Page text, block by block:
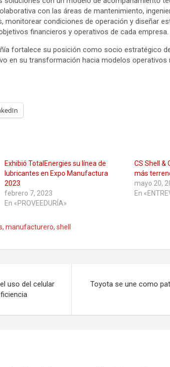
con las áreas de mantenimiento,
monitorear condiciones de operación y diseñar
financieros y operativos de cada empresa.
fortalece su posición como socio estratégico
en su transformación hacia modelos operativos
Exhibió TotalEnergies su línea de
lubricantes en Expo Manufactura
2023
febrero 7, 2023
En «PROVEEDURÍA»
CS Shell &
más
mayo 20,
En
, manufacturero, shell
uso del celular
Toyota se une como